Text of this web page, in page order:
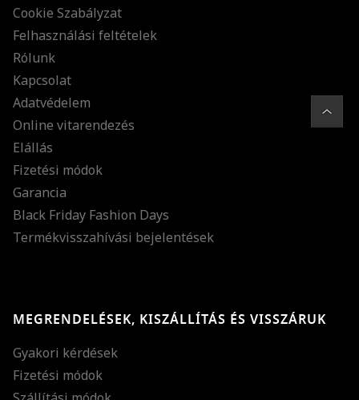
Cookie Szabályzat
Felhasználási feltételek
Rólunk
Kapcsolat
Adatvédelem
Online vitarendezés
Elállás
Fizetési módok
Garancia
Black Friday Fashion Days
Termékvisszahívási bejelentések
MEGRENDELÉSEK, KISZÁLLÍTÁS ÉS VISSZÁRUK
Gyakori kérdések
Fizetési módok